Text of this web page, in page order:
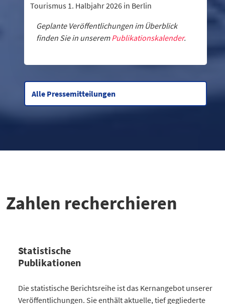
Tourismus 1. Halbjahr 2026 in Berlin
Geplante Veröffentlichungen im Überblick
finden Sie in unseremPublikationskalender.
Alle Pressemitteilungen
Zahlen recherchieren
Statistische
Publikationen
Kategorie
Anzahl Publikationen
Bevölkerung 30
Die statistische Berichtsreihe ist das Kernangebot unserer
Veröffentlichungen. Sie enthält aktuelle, tief gegliederte